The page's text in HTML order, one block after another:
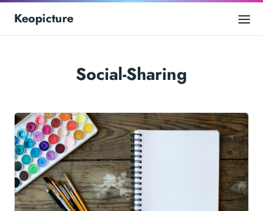
Keopicture
Social-Sharing